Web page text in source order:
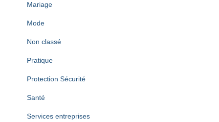
Mariage
Mode
Non classé
Pratique
Protection Sécurité
Santé
Services entreprises